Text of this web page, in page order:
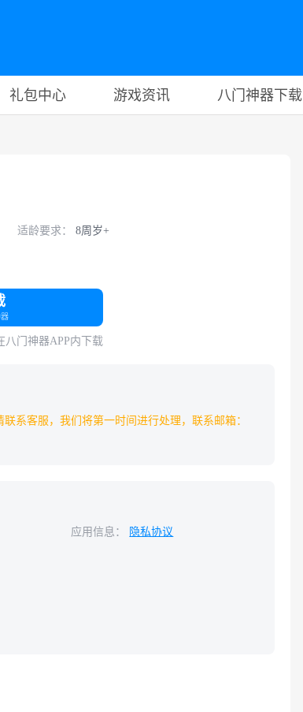
礼包中心 游戏资讯 八门神器下载
适龄要求： 8周岁+
八门神器APP内下载
系客服，我们将第一时间进行处理，联系邮箱：
应用信息：
隐私协议